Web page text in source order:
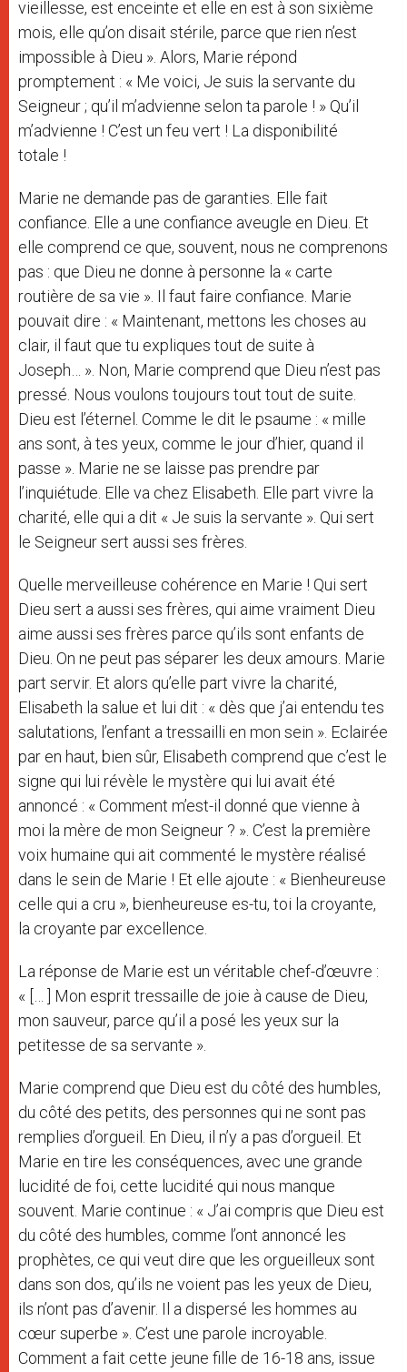
vieillesse, est enceinte et elle en est à son sixième
mois, elle qu’on disait stérile, parce que rien n’est
impossible à Dieu ». Alors, Marie répond
promptement : « Me voici, Je suis la servante du
Seigneur ; qu’il m’advienne selon ta parole ! » Qu’il
m’advienne ! C’est un feu vert ! La disponibilité
totale !
Marie ne demande pas de garanties. Elle fait
confiance. Elle a une confiance aveugle en Dieu. Et
elle comprend ce que, souvent, nous ne comprenons
pas : que Dieu ne donne à personne la « carte
routière de sa vie ». Il faut faire confiance. Marie
pouvait dire : « Maintenant, mettons les choses au
clair, il faut que tu expliques tout de suite à
Joseph… ». Non, Marie comprend que Dieu n’est pas
pressé. Nous voulons toujours tout tout de suite.
Dieu est l’éternel. Comme le dit le psaume : « mille
ans sont, à tes yeux, comme le jour d’hier, quand il
passe ». Marie ne se laisse pas prendre par
l’inquiétude. Elle va chez Elisabeth. Elle part vivre la
charité, elle qui a dit « Je suis la servante ». Qui sert
le Seigneur sert aussi ses frères.
Quelle merveilleuse cohérence en Marie ! Qui sert
Dieu sert a aussi ses frères, qui aime vraiment Dieu
aime aussi ses frères parce qu’ils sont enfants de
Dieu. On ne peut pas séparer les deux amours. Marie
part servir. Et alors qu’elle part vivre la charité,
Elisabeth la salue et lui dit : « dès que j’ai entendu tes
salutations, l’enfant a tressailli en mon sein ». Eclairée
par en haut, bien sûr, Elisabeth comprend que c’est le
signe qui lui révèle le mystère qui lui avait été
annoncé : « Comment m’est-il donné que vienne à
moi la mère de mon Seigneur ? ». C’est la première
voix humaine qui ait commenté le mystère réalisé
dans le sein de Marie ! Et elle ajoute : « Bienheureuse
celle qui a cru », bienheureuse es-tu, toi la croyante,
la croyante par excellence.
La réponse de Marie est un véritable chef-d’œuvre :
« [… ] Mon esprit tressaille de joie à cause de Dieu,
mon sauveur, parce qu’il a posé les yeux sur la
petitesse de sa servante ».
Marie comprend que Dieu est du côté des humbles,
du côté des petits, des personnes qui ne sont pas
remplies d’orgueil. En Dieu, il n’y a pas d’orgueil. Et
Marie en tire les conséquences, avec une grande
lucidité de foi, cette lucidité qui nous manque
souvent. Marie continue : « J’ai compris que Dieu est
du côté des humbles, comme l’ont annoncé les
prophètes, ce qui veut dire que les orgueilleux sont
dans son dos, qu’ils ne voient pas les yeux de Dieu,
ils n’ont pas d’avenir. Il a dispersé les hommes au
cœur superbe ». C’est une parole incroyable.
Comment a fait cette jeune fille de 16-18 ans, issue